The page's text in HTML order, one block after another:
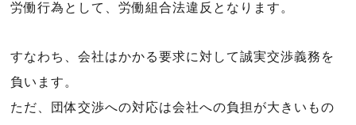
労働行為として、労働組合法違反となります。
すなわち、会社はかかる要求に対して誠実交渉義務を
負います。
ただ、団体交渉への対応は会社への負担が大きいもの